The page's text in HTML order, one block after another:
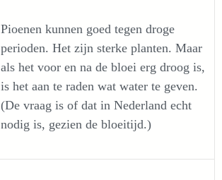
Pioenen kunnen goed tegen droge
perioden. Het zijn sterke planten. Maar
als het voor en na de bloei erg droog is,
is het aan te raden wat water te geven.
(De vraag is of dat in Nederland echt
nodig is, gezien de bloeitijd.)